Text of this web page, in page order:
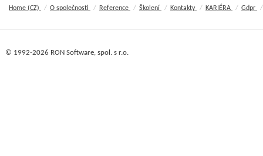
Home (CZ) / O společnosti / Reference / Školení / Kontakty / KARIÉRA / Gdpr /
© 1992-2026 RON Software, spol. s r.o.